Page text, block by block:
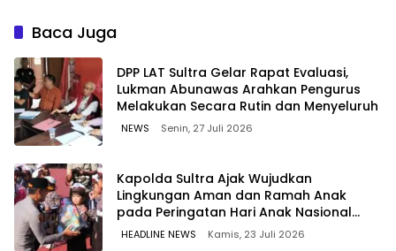
Lebih Kompetitif
Baca Juga
‎DPP LAT Sultra Gelar Rapat Evaluasi,
Lukman Abunawas Arahkan Pengurus
Melakukan Secara Rutin dan Menyeluruh
NEWS Senin, 27 Juli 2026
Kapolda Sultra Ajak Wujudkan
Lingkungan Aman dan Ramah Anak
pada Peringatan Hari Anak Nasional
2026
HEADLINE NEWS Kamis, 23 Juli 2026